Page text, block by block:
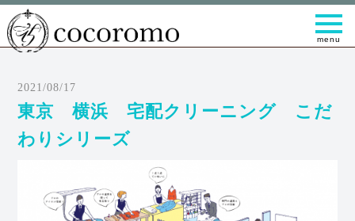
t
o
g
a
v
2021/08/17
東京 横浜 宅配クリーニング こだ
わりシリーズ